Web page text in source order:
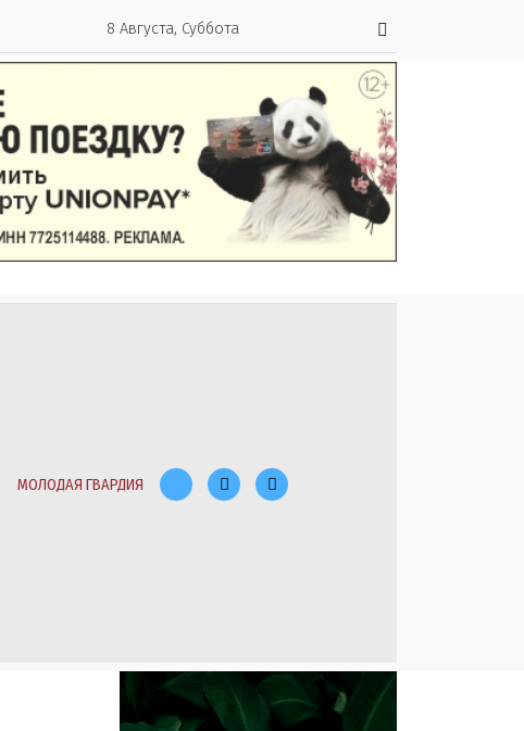
8 Августа, Суббота
МОЛОДАЯ ГВАРДИЯ